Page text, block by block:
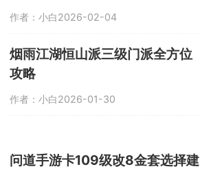
作者：小白2026-02-04
烟雨江湖恒山派三级门派全方位
攻略
作者：小白2026-01-30
问道手游卡109级改8金套选择建